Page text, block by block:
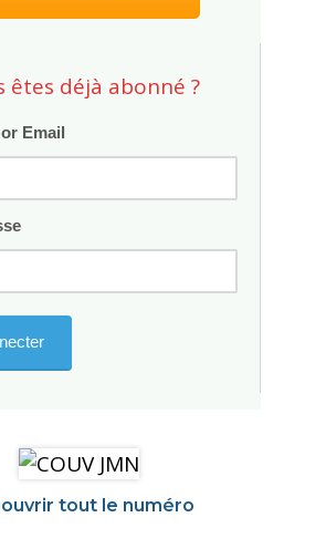
êtes déjà abonné ?
Email
tout le numéro